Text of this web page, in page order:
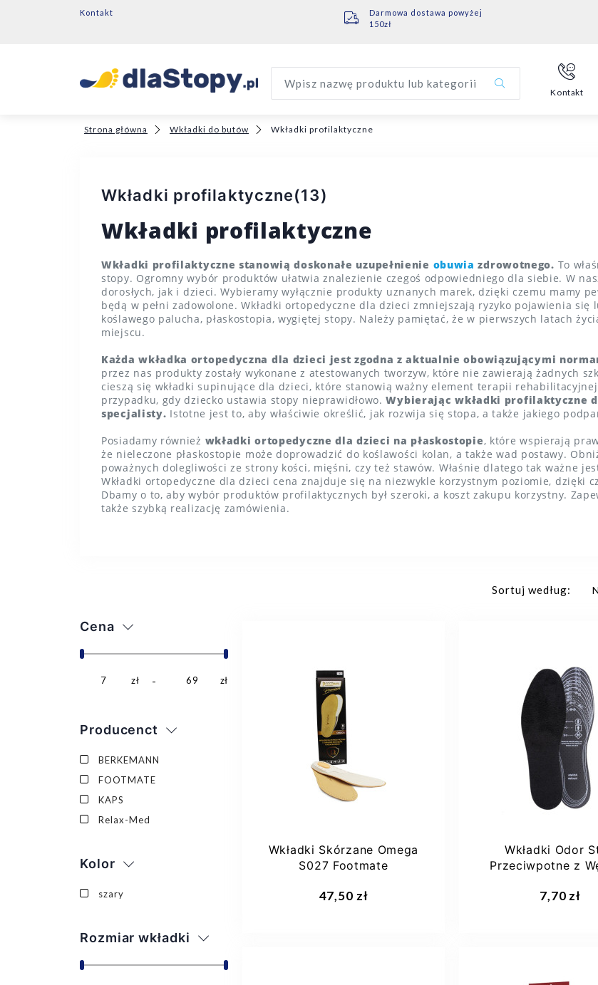
Kontakt
Darmowa dostawa powyżej
150zł
Wpisz nazwę produktu lub kategorii
Kontakt
Strona główna Wkładki do butów Wkładki profilaktyczne
Wkładki profilaktyczne(13)
Wkładki profilaktyczne
Wkładki profilaktyczne stanowią doskonałe uzupełnienie obuwia zdrowotnego. To
stopy. Ogromny wybór produktów ułatwia znalezienie czegoś odpowiedniego dla siebie. W
dorosłych, jak i dzieci. Wybieramy wyłącznie produkty uznanych marek, dzięki czemu mamy
będą w pełni zadowolone. Wkładki ortopedyczne dla dzieci zmniejszają ryzyko pojawienia
koślawego palucha, płaskostopia, wygiętej stopy. Należy pamiętać, że w pierwszych latach
miejscu.
Każda wkładka ortopedyczna dla dzieci jest zgodna z aktualnie obowiązującymi
przez nas produkty zostały wykonane z atestowanych tworzyw, które nie zawierają żadnych
cieszą się wkładki supinujące dla dzieci, które stanowią ważny element terapii
przypadku, gdy dziecko ustawia stopy nieprawidłowo.Wybierając wkładki profilaktyczne
specjalisty. Istotne jest to, aby właściwie określić, jak rozwija się stopa, a także jakiego
Posiadamy również wkładki ortopedyczne dla dzieci na płaskostopie, które wspierają
że nieleczone płaskostopie może doprowadzić do koślawości kolan, a także wad postawy.
poważnych dolegliwości ze strony kości, mięśni, czy też stawów. Właśnie dlatego tak ważne
Wkładki ortopedyczne dla dzieci cena znajduje się na niezwykle korzystnym poziomie, dzięki
Dbamy o to, aby wybór produktów profilaktycznych był szeroki, a koszt zakupu korzystny.
także szybką realizację zamówienia.
Cena
7 zł 69 zł
Producenct
BERKEMANN
FOOTMATE
KAPS
Relax-Med
Kolor
szary
Rozmiar wkładki
Sortuj według:
Wkładki Skórzane Omega
S027 Footmate
47,50 zł
Wkładki Odor
Przeciwpotne z
7,70 zł